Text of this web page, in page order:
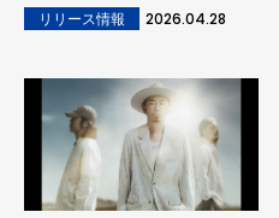
リリース情報 2026.04.28